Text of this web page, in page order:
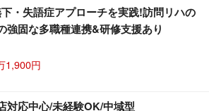
・失語症アプローチを実践!訪問リハの
強固な多職種連携&研修支援あり
1,900円
対応中心/未経験OK/中域型